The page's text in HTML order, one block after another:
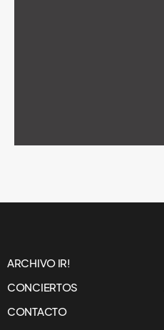
ARCHIVO IR!
CONCIERTOS
CONTACTO